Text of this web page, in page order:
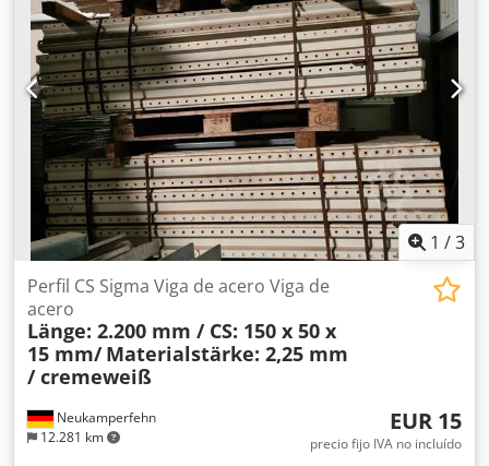
1 /3
Neukamperfehn
12.281 km
Perfil CS Sigma Viga de acero Viga de
acero
Länge: 2.200 mm / CS: 150 x 50 x
15 mm/ Materialstärke: 2,25 mm
/ cremeweiß
EUR 15
precio fijo IVA no incluído